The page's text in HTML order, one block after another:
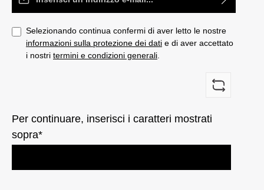
Selezionando continua confermi di aver letto le nostre
informazioni sulla protezione dei dati e di aver accettato
i nostri termini e condizioni generali.
Per continuare, inserisci i caratteri mostrati
sopra*